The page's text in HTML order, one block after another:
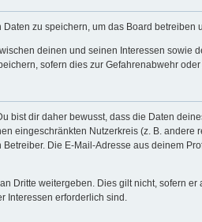
zu speichern, um das Board betreiben
deinen und seinen Interessen sowie
sofern dies zur Gefahrenabwehr
bist dir daher bewusst, dass die Daten
eingeschränkten Nutzerkreis (z. B.
Die E-Mail-Adresse aus deinem
Dritte weitergeben. Dies gilt nicht, sofern
Interessen erforderlich sind.